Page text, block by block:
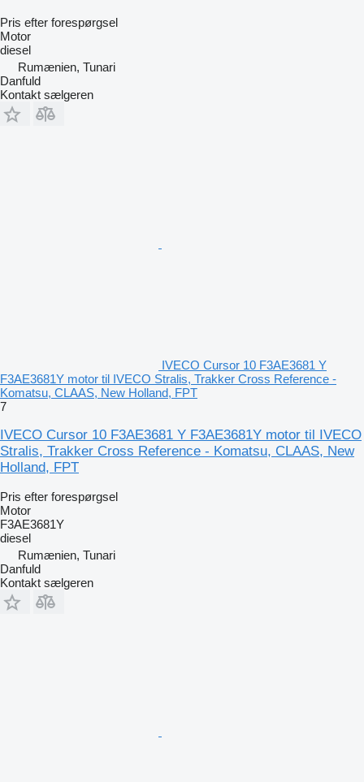
Pris efter forespørgsel
Motor
diesel
Rumænien, Tunari
Danfuld
Kontakt sælgeren
IVECO Cursor 10 F3AE3681 Y
F3AE3681Y motor til IVECO Stralis, Trakker Cross Reference -
Komatsu, CLAAS, New Holland, FPT
7
IVECO Cursor 10 F3AE3681 Y F3AE3681Y motor til IVECO
Stralis, Trakker Cross Reference - Komatsu, CLAAS, New
Holland, FPT
Pris efter forespørgsel
Motor
F3AE3681Y
diesel
Rumænien, Tunari
Danfuld
Kontakt sælgeren